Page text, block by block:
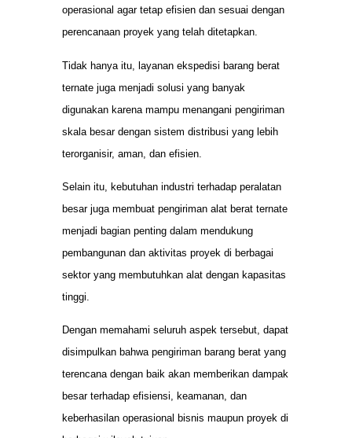
operasional agar tetap efisien dan sesuai dengan
perencanaan proyek yang telah ditetapkan.
Tidak hanya itu, layanan ekspedisi barang berat
ternate juga menjadi solusi yang banyak
digunakan karena mampu menangani pengiriman
skala besar dengan sistem distribusi yang lebih
terorganisir, aman, dan efisien.
Selain itu, kebutuhan industri terhadap peralatan
besar juga membuat pengiriman alat berat ternate
menjadi bagian penting dalam mendukung
pembangunan dan aktivitas proyek di berbagai
sektor yang membutuhkan alat dengan kapasitas
tinggi.
Dengan memahami seluruh aspek tersebut, dapat
disimpulkan bahwa pengiriman barang berat yang
terencana dengan baik akan memberikan dampak
besar terhadap efisiensi, keamanan, dan
keberhasilan operasional bisnis maupun proyek di